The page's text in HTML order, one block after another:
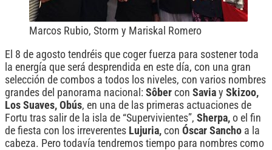
Marcos Rubio, Storm y Mariskal Romero
El 8 de agosto tendréis que coger fuerza para sostener toda
la energía que será desprendida en este día, con una gran
selección de combos a todos los niveles, con varios nombres
grandes del panorama nacional: Sôber con Savia y Skizoo,
Los Suaves, Obús, en una de las primeras actuaciones de
Fortu tras salir de la isla de “Supervivientes”, Sherpa, o el fin
de fiesta con los irreverentes Lujuria, con Óscar Sancho a la
cabeza. Pero todavía tendremos tiempo para nombres como